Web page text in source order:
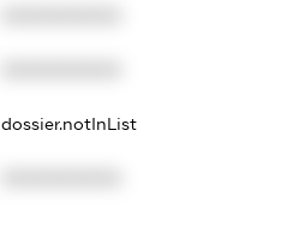
dossier.notInList